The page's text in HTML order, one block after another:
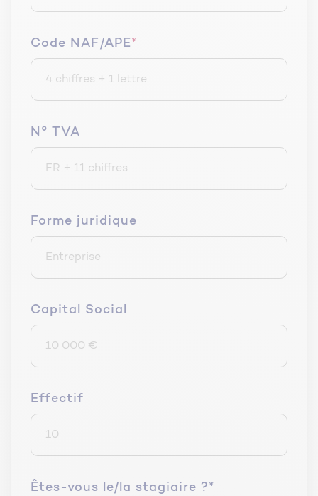
Code NAF/APE*
N° TVA
Forme juridique
Capital Social
Effectif
Êtes-vous le/la stagiaire ?*